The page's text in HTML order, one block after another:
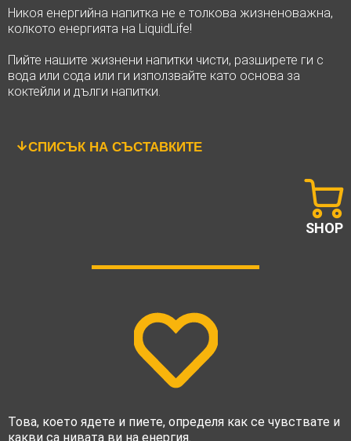
Никоя енергийна напитка не е толкова жизненоважна,
колкото енергията на LiquidLife!
Пийте нашите жизнени напитки чисти, разширете ги с
вода или сода или ги използвайте като основа за
коктейли и дълги напитки.
СПИСЪК НА СЪСТАВКИТЕ
SHOP
Това, което ядете и пиете, определя как се чувствате и
какви са нивата ви на енергия.